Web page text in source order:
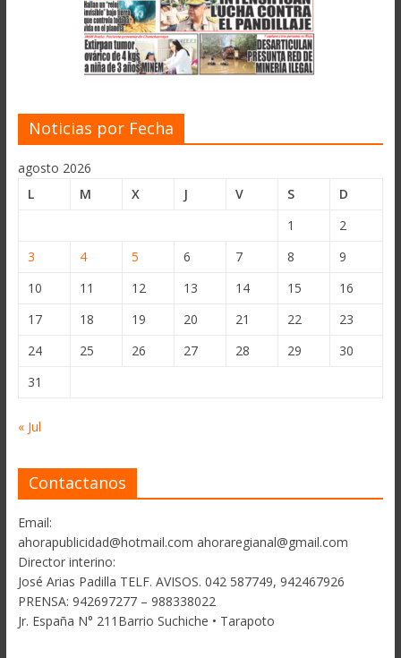
Noticias por Fecha
agosto 2026
L
M X J V S
D
1
2
3
4 5 6 7 8
9
10
11 12 13 14 15
16
17
18 19 20 21 22
23
24
25 26 27 28 29
30
31
« Jul
Contactanos
Email:
ahorapublicidad@hotmail.com ahoraregianal@gmail.com
Director interino:
José Arias Padilla TELF. AVISOS. 042 587749, 942467926
PRENSA: 942697277 – 988338022
Jr. España N° 211Barrio Suchiche • Tarapoto